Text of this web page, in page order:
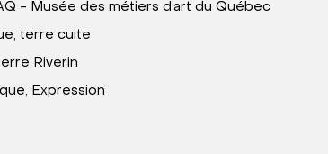
- Musée des métiers d’art du Québec
terre cuite
Riverin
Expression